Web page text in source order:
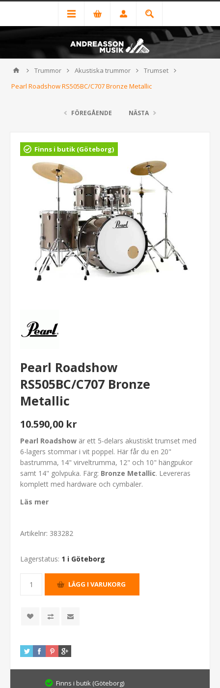
Trummor Akustiska trummor
Trumset
Pearl Roadshow RS505BC/C707 Bronze Metallic
FÖREGÅENDE NÄSTA
Finns i butik (Göteborg)
Pearl Roadshow
RS505BC/C707 Bronze
Metallic
10.590,00 kr
Pearl Roadshow är ett 5-delars akustiskt trumset med
6-lagers stommar i vit poppel. Här får du en 20"
bastrumma, 14" virveltrumma, 12" och 10" hängpukor
samt 14" golvpuka. Färg: Bronze Metallic. Levereras
komplett med hardware och cymbaler.
Läs mer
Artikelnr: 383282
Lagerstatus: 1 i Göteborg
Finns i butik (Göteborg)